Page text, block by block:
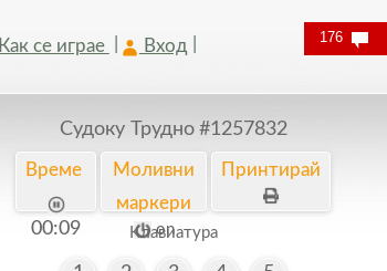
Как се играе Вход
Судоку Трудно #1257832
Време
00:10
Моливни
маркери
on
Принтирай
Kлавиатура
176